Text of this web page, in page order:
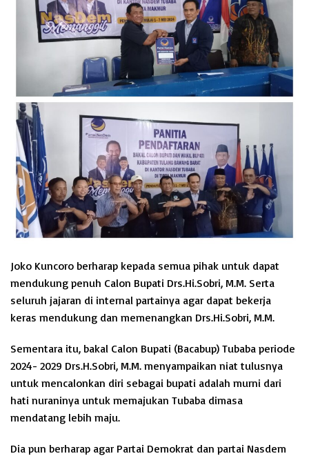
Joko Kuncoro berharap kepada semua pihak untuk dapat
mendukung penuh Calon Bupati Drs.Hi.Sobri, M.M. Serta
seluruh jajaran di internal partainya agar dapat bekerja
keras mendukung dan memenangkan Drs.Hi.Sobri, M.M.
Sementara itu, bakal Calon Bupati (Bacabup) Tubaba periode
2024- 2029 Drs.H.Sobri, M.M. menyampaikan niat tulusnya
untuk mencalonkan diri sebagai bupati adalah murni dari
hati nuraninya untuk memajukan Tubaba dimasa
mendatang lebih maju.
Dia pun berharap agar Partai Demokrat dan partai Nasdem